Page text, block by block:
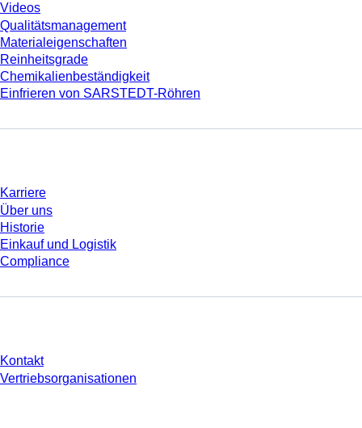
Videos
Qualitätsmanagement
Materialeigenschaften
Reinheitsgrade
Chemikalienbeständigkeit
Einfrieren von SARSTEDT-Röhren
Karriere
Über uns
Historie
Einkauf und Logistik
Compliance
Kontakt
Vertriebsorganisationen